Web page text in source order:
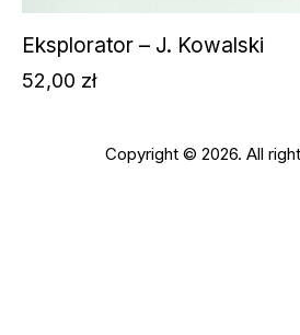
Eksplorator – J. Kowalski
52,00 zł
Copyright © 2026. All